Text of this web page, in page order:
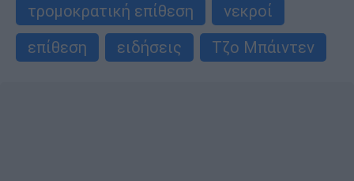
τρομοκρατική επίθεση
νεκροί
επίθεση
ειδήσεις Τζο Μπάιντεν